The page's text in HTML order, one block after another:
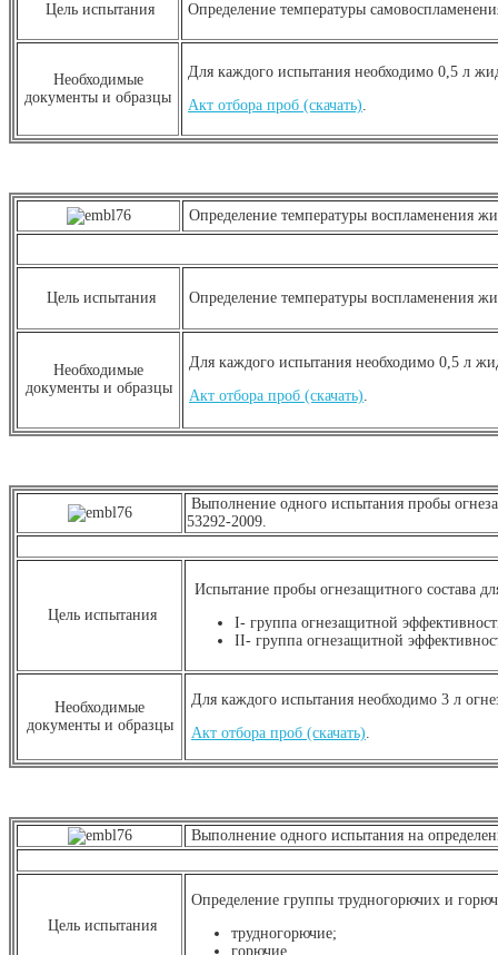
Цель испытания Определение температуры
Необходимые
документы и образцы
Для каждого испытания необходимо 0,5 л
Акт отбора проб (скачать).
Определение температуры
Цель испытания Определение температуры воспламенения
Необходимые
документы и образцы
Для каждого испытания необходимо 0,5 л
Акт отбора проб (скачать).
Выполнение одного испытания пробы
53292-2009.
Цель испытания
Испытание пробы огнезащитного состава
I- группа огнезащитной
II- группа огнезащитной
Необходимые
документы и образцы
Для каждого испытания необходимо 3 л
Акт отбора проб (скачать).
Выполнение одного испытания на
Цель испытания
Определение группы трудногорючих и
трудногорючие;
горючие.